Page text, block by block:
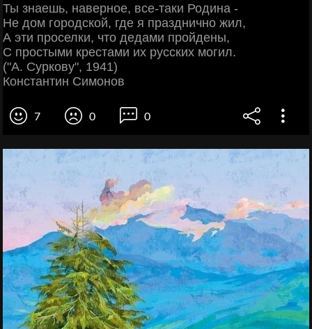
Ты знаешь, наверное, все-таки Родина -
Не дом городской, где я празднично жил,
А эти проселки, что дедами пройдены,
С простыми крестами их русских могил.
("А. Суркову", 1941)
Константин Симонов
7 0 0